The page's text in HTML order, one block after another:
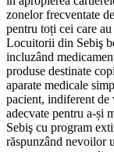
zonelor frecventate
pentru toți cei care
Locuitorii din Sebiş
incluzând
produse destinate
aparate medicale
pacient, indiferent de
adecvate pentru a-și
Sebiş cu program
răspunzând nevoilor